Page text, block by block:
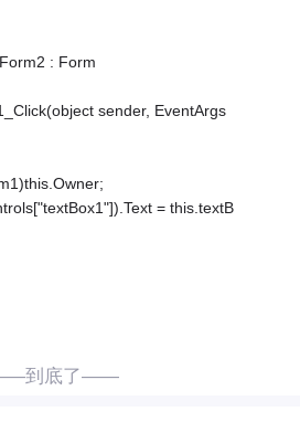
: Form
sender, EventArgs
= this.textB
到底了——